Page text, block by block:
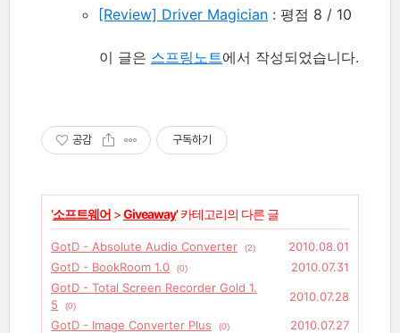
[Review] Driver Magician : 평점 8 / 10
이 글은 스프링노트에서 작성되었습니다.
공감 구독하기
'소프트웨어 >Giveaway' 카테고리의 다른 글
GotD - Absolute Audio Converter (2)
2010.08.01
GotD - BookRoom 1.0
(0)
2010.07.31
GotD - Total Screen Recorder Gold 1.
5
(0)
2010.07.28
GotD - Image Converter Plus
(0)
2010.07.27